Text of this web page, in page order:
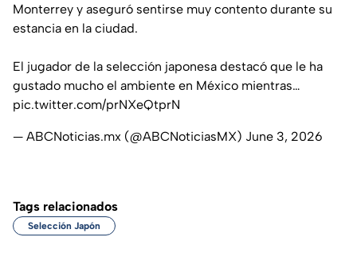
Monterrey y aseguró sentirse muy contento durante su
estancia en la ciudad.
El jugador de la selección japonesa destacó que le ha
gustado mucho el ambiente en México mientras…
pic.twitter.com/prNXeQtprN
— ABCNoticias.mx (@ABCNoticiasMX) June 3, 2026
Tags relacionados
Selección Japón